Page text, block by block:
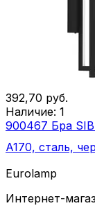
392,70 руб.
Наличие: 1
900467 Бра
A170, сталь,
Eurolamp
Интернет-